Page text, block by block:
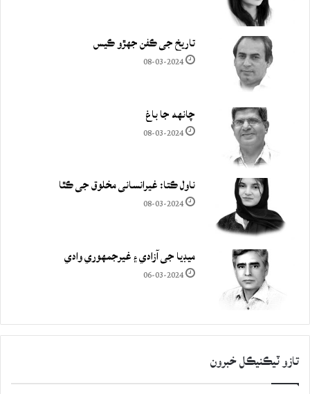
تاريخ جي ڪفن جھڙو ڪيس
08-03-2024
چانهه جا باغ
08-03-2024
ناول ڪتا: غيرانساني مخلوق جي ڪٿا
08-03-2024
ميڊيا جي آزادي ۽ غيرجمھوري وادي
06-03-2024
تازو ٽيڪنيڪل خبرون